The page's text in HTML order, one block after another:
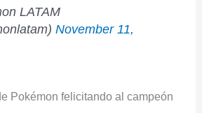
LATAM
November 11,
Pokémon felicitando al campeón